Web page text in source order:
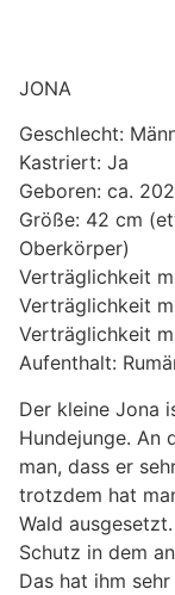
JONA
Geschlecht:
Kastriert: Ja
Geboren: ca.
Größe: 42 cm
Oberkörper)
Verträglichkeit
Verträglichkeit
Verträglichkeit
Aufenthalt:
Der kleine Jona
Hundejunge. An
man, dass er
trotzdem hat
Wald
Schutz in dem
Das hat ihm